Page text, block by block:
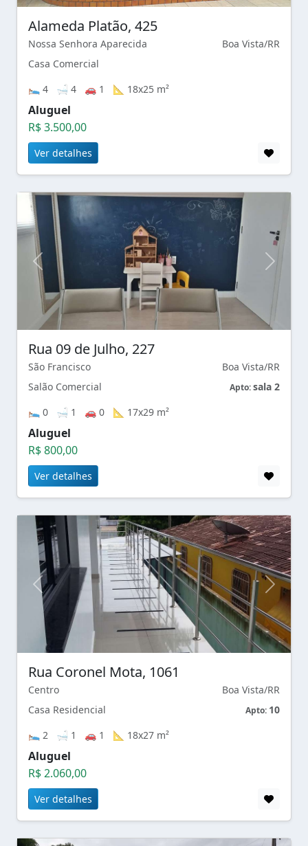
Alameda Platão, 425
Nossa Senhora Aparecida
Boa Vista/RR
Casa Comercial
🛌 4 🛁 4 🚗 1 📐 18x25 m²
Aluguel
R$ 3.500,00
Ver detalhes
Rua 09 de Julho, 227
São Francisco
Boa Vista/RR
Salão Comercial
Apto:sala 2
🛌 0 🛁 1 🚗 0 📐 17x29 m²
Aluguel
R$ 800,00
Ver detalhes
Rua Coronel Mota, 1061
Centro
Boa Vista/RR
Casa Residencial
Apto: 10
🛌 2 🛁 1 🚗 1 📐 18x27 m²
Aluguel
R$ 2.060,00
Ver detalhes